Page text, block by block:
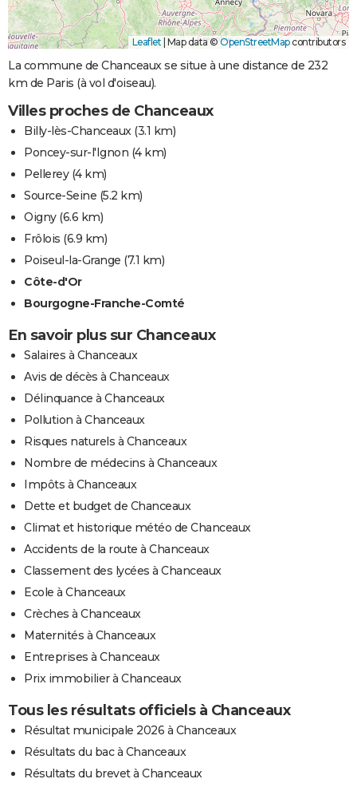
Leaflet Map data ©OpenStreetMapcontributors
La commune de Chanceaux se situe à une distance de 232
km de Paris (à vol d'oiseau).
Villes proches de Chanceaux
Billy-lès-Chanceaux(3.1 km)
Poncey-sur-l'Ignon (4 km)
Pellerey(4 km)
Source-Seine (5.2 km)
Oigny(6.6 km)
Frôlois (6.9 km)
Poiseul-la-Grange (7.1 km)
Côte-d'Or
Bourgogne-Franche-Comté
En savoir plus sur Chanceaux
Salaires à Chanceaux
Avis de décès à Chanceaux
Délinquance à Chanceaux
Pollution à Chanceaux
Risques naturels à Chanceaux
Nombre de médecins à Chanceaux
Impôts à Chanceaux
Dette et budget de Chanceaux
Climat et historique météo de Chanceaux
Accidents de la route à Chanceaux
Classement des lycées à Chanceaux
Ecole à Chanceaux
Crèches à Chanceaux
Maternités à Chanceaux
Entreprises à Chanceaux
Prix immobilier à Chanceaux
Tous les résultats officiels à Chanceaux
Résultat municipale 2026 à Chanceaux
Résultats du bac à Chanceaux
Résultats du brevet à Chanceaux